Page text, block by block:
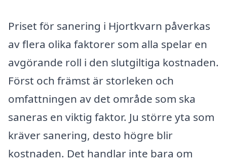
Priset för sanering i Hjortkvarn påverkas
av flera olika faktorer som alla spelar en
avgörande roll i den slutgiltiga kostnaden.
Först och främst är storleken och
omfattningen av det område som ska
saneras en viktig faktor. Ju större yta som
kräver sanering, desto högre blir
kostnaden. Det handlar inte bara om